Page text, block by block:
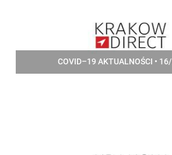
COVID–19 AKTUALNOŚCI •